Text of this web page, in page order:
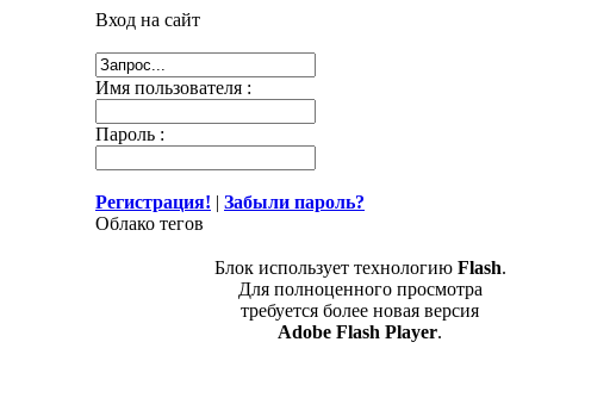
Вход на сайт
Имя пользователя :
Пароль :
Регистрация! | Забыли пароль?
Облако тегов
Блок использует технологию Flash.
Для полноценного просмотра
требуется более новая версия
Adobe Flash Player.